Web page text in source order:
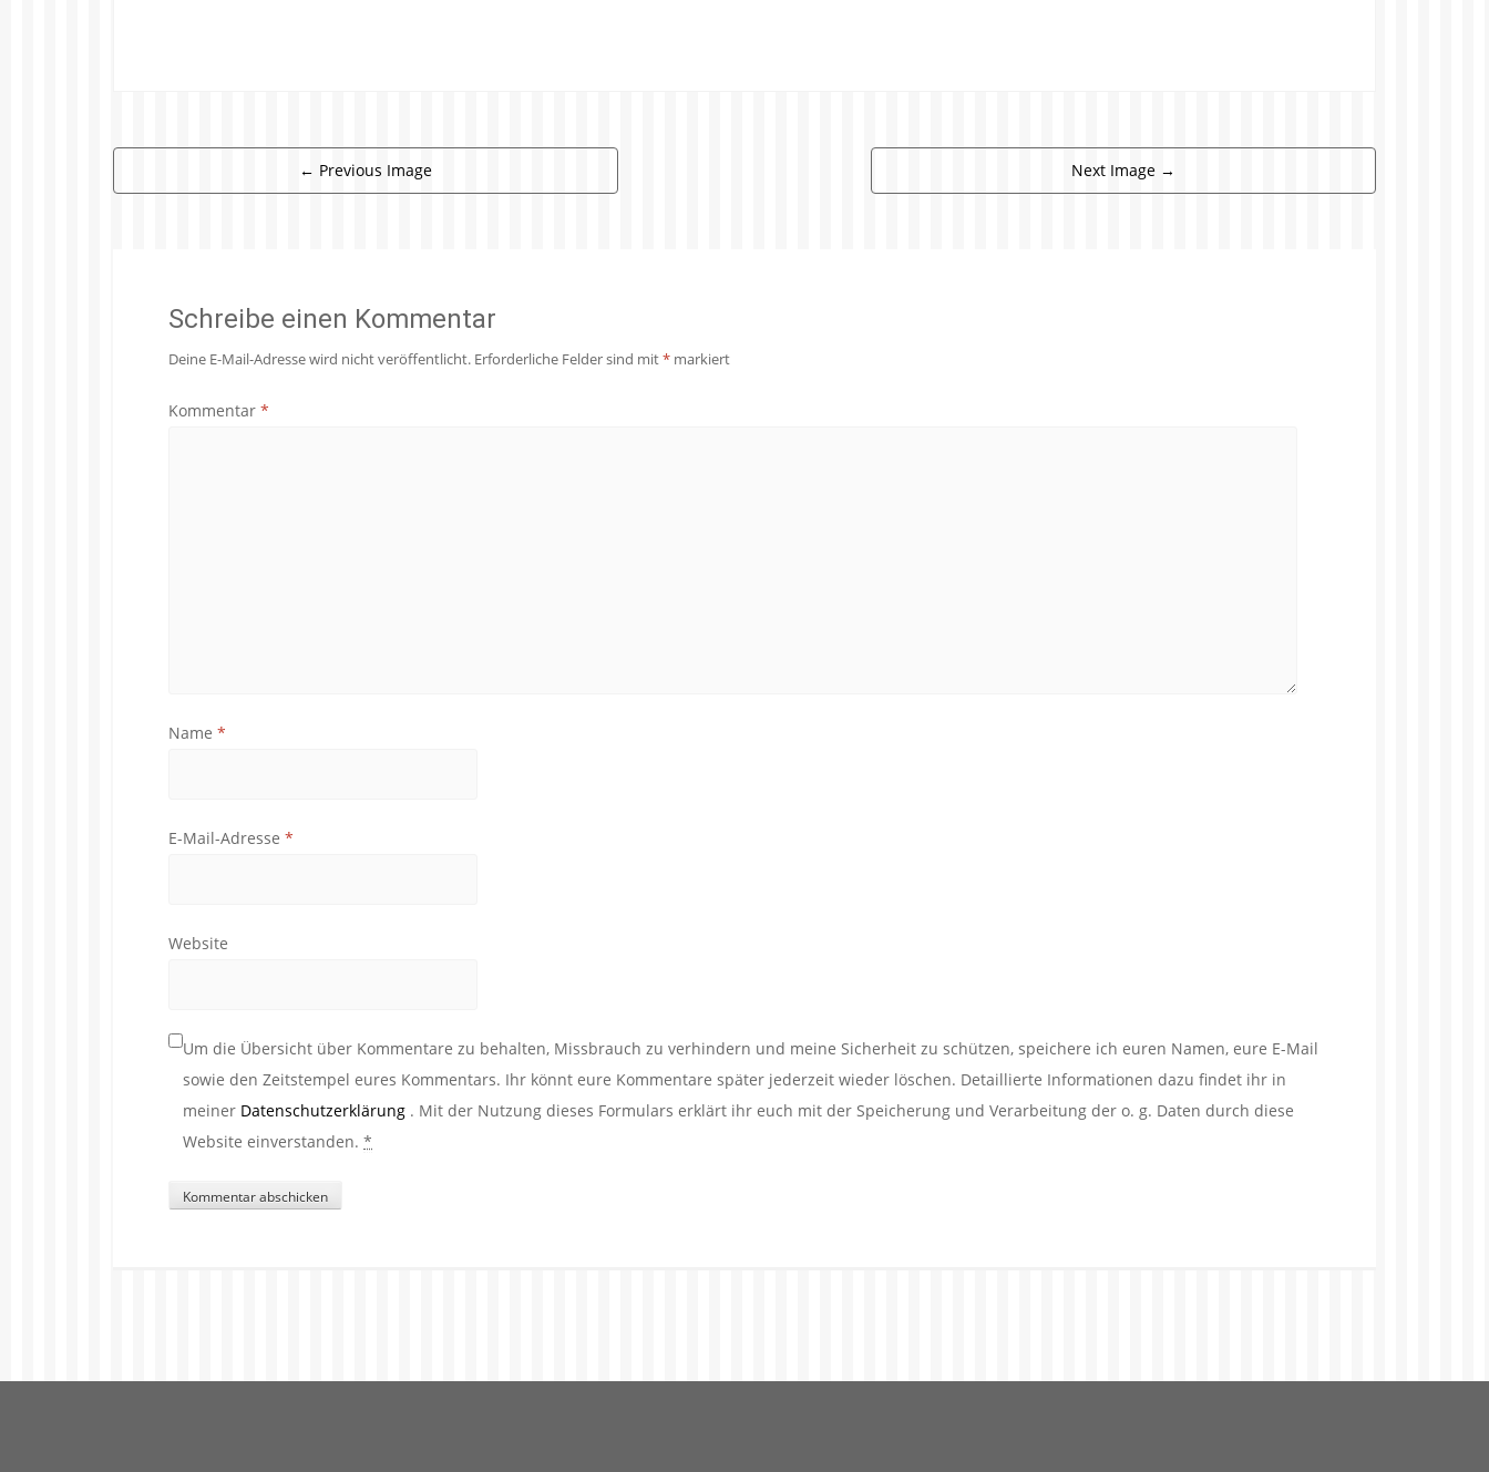
← Previous Image Next Image →
Schreibe einen Kommentar
Deine E-Mail-Adresse wird nicht veröffentlicht. Erforderliche Felder sind mit* markiert
Kommentar *
Name *
E-Mail-Adresse *
Website
Um die Übersicht über Kommentare zu behalten, Missbrauch zu verhindern und meine Sicherheit zu schützen, speichere ich euren Namen, eure E-Mail
sowie den Zeitstempel eures Kommentars. Ihr könnt eure Kommentare später jederzeit wieder löschen. Detaillierte Informationen dazu findet ihr in
meiner Datenschutzerklärung . Mit der Nutzung dieses Formulars erklärt ihr euch mit der Speicherung und Verarbeitung der o. g. Daten durch diese
Website einverstanden. *